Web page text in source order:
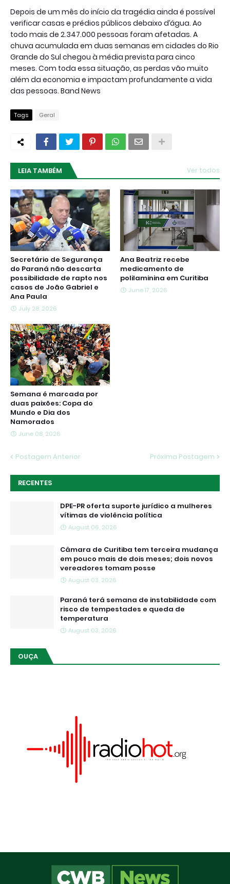
Depois de um mês do início da tragédia ainda é possível
verificar casas e prédios públicos debaixo d’água. Ao
todo mais de 2.347.000 pessoas foram afetadas. A
chuva acumulada em duas semanas em cidades do Rio
Grande do Sul chegou à média prevista para cinco
meses. Com toda essa situação, as perdas vão muito
além da economia e impactam profundamente a vida
das pessoas. Band News
Tags Geral
LEIA TAMBÉM Ver todos
Secretário de Segurança
do Paraná não descarta
possibilidade de rapto nos
casos de João Gabriel e
Ana Paula
July 28, 2026
Ana Beatriz recebe
medicamento de
polilaminina em Curitiba
June 17, 2026
Semana é marcada por
duas paixões: Copa do
Mundo e Dia dos
Namorados
June 08, 2026
Postagem Anterior Próxima Postagem
RECENTES
DPE-PR oferta suporte jurídico a mulheres
vítimas de violência política
August 06, 2026
Câmara de Curitiba tem terceira mudança
em pouco mais de dois meses; dois novos
vereadores tomam posse
August 03, 2026
Paraná terá semana de instabilidade com
risco de tempestades e queda de
temperatura
August 03, 2026
OUÇA
Este site utiliza cookies para melhorar sua